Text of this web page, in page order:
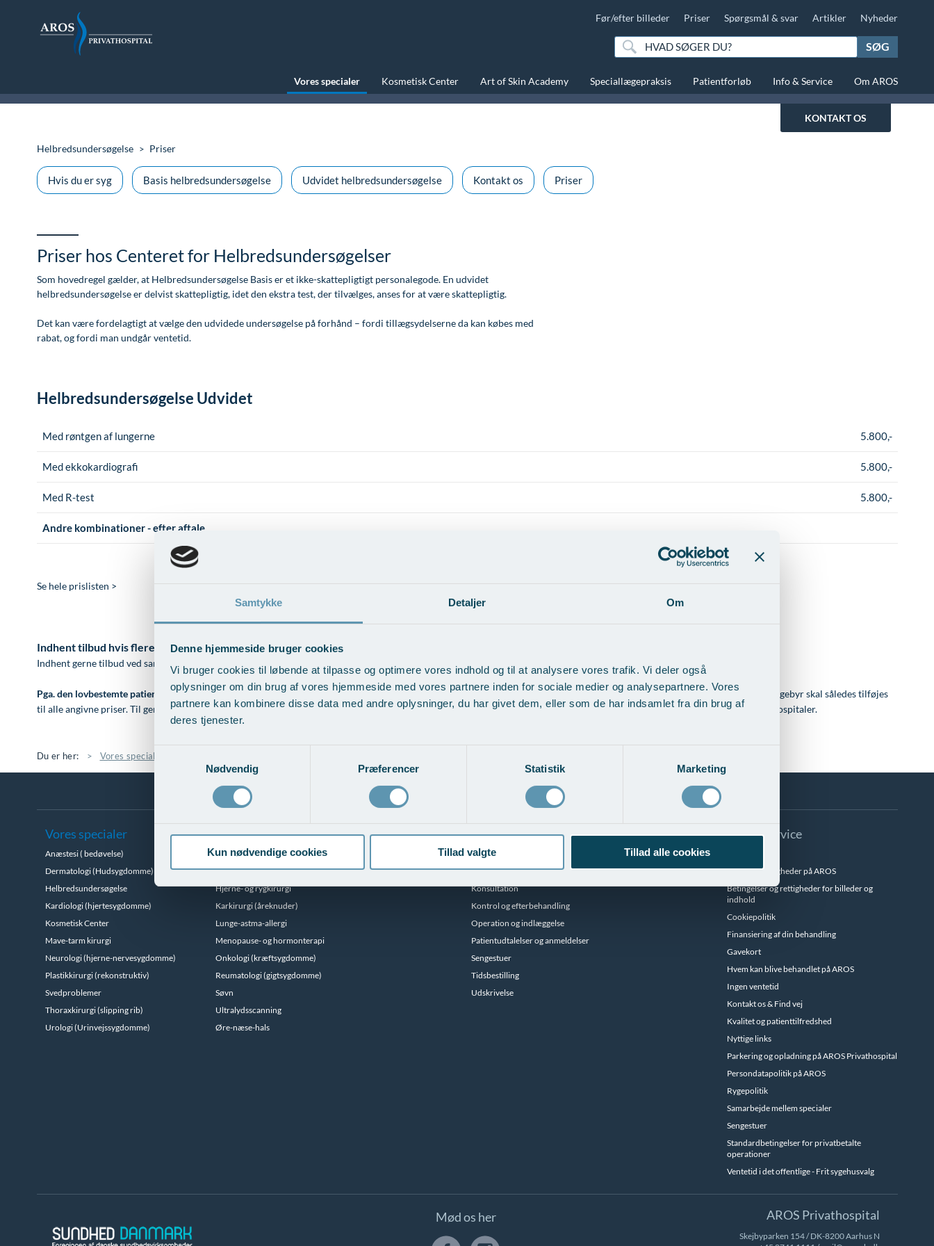
Samtykke Detaljer Om
Denne hjemmeside bruger cookies
Vi bruger cookies til løbende at tilpasse og optimere vores indhold og til at analysere vores trafik. Vi deler også
oplysninger om din brug af vores hjemmeside med vores partnere inden for sociale medier og analysepartnere. Vores
partnere kan kombinere disse data med andre oplysninger, du har givet dem, eller som de har indsamlet fra din brug af
deres tjenester.
Samtykkevalg
Nødvendig
Præferencer Statistik Marketing
Kun nødvendige cookies Tillad valgte Tillad alle cookies
Før/efter billeder Priser Spørgsmål & svar Artikler Nyheder
SØG
Vores specialer Kosmetisk Center Art of Skin Academy Speciallægepraksis Patientforløb Info & Service Om AROS
KONTAKT OS
Helbredsundersøgelse Priser
Hvis du er syg Basis helbredsundersøgelse Udvidet helbredsundersøgelse Kontakt os Priser
Priser hos Centeret for Helbredsundersøgelser
Som hovedregel gælder, at Helbredsundersøgelse Basis er et ikke-skattepligtigt personalegode. En udvidet
helbredsundersøgelse er delvist skattepligtig, idet den ekstra test, der tilvælges, anses for at være skattepligtig.
Det kan være fordelagtigt at vælge den udvidede undersøgelse på forhånd – fordi tillægsydelserne da kan købes med
rabat, og fordi man undgår ventetid.
Helbredsundersøgelse Udvidet
Med røntgen af lungerne 5.800,-
Med ekkokardiografi 5.800,-
Med R-test 5.800,-
Andre kombinationer - efter aftale
Se hele prislisten >
Indhent tilbud hvis flere
Indhent gerne tilbud ved samtidig bestilling af helbredsundersøgelse for minimum 5 personer.
Pga. den lovbestemte patientforsikringsordningfor Privathospitaler med virkning fra 2013 er alle patientbetalinger underlagt et patientforsikringsgebyr på aktuelt 6%. Dette gebyr skal således tilføjes
til alle angivne priser. Til gengæld er alle vores patienter så forsikret under den offentlige Patienterstatning - modsat patienter, der vælger privat behandling på udenlandske hospitaler.
Du er her: Vores specialer
Vores specialer
Anæstesi ( bedøvelse)
Brystsygdomme
Dermatologi (Hudsygdomme)
Gynækologi
Helbredsundersøgelse
Hjerne- og rygkirurgi
Kardiologi (hjertesygdomme)
Karkirurgi (åreknuder)
Kosmetisk Center
Lunge-astma-allergi
Mave-tarm kirurgi
Menopause- og hormonterapi
Neurologi (hjerne-nervesygdomme)
Onkologi (kræftsygdomme)
Plastikkirurgi (rekonstruktiv)
Reumatologi (gigtsygdomme)
Svedproblemer
Søvn
Thoraxkirurgi (slipping rib)
Ultralydsscanning
Urologi (Urinvejssygdomme)
Øre-næse-hals
Patientforløb
Forplejning
Indkaldelse
Konsultation
Kontrol og efterbehandling
Operation og indlæggelse
Patientudtalelser og anmeldelser
Sengestuer
Tidsbestilling
Udskrivelse
Info & Service
Betalingsmuligheder på AROS
Betingelser og rettigheder for billeder og
indhold
Cookiepolitik
Finansiering af din behandling
Gavekort
Hvem kan blive behandlet på AROS
Ingen ventetid
Kontakt os & Find vej
Kvalitet og patienttilfredshed
Nyttige links
Parkering og opladning på AROS Privathospital
Persondatapolitik på AROS
Rygepolitik
Samarbejde mellem specialer
Sengestuer
Standardbetingelser for privatbetalte
operationer
Ventetid i det offentlige - Frit sygehusvalg
Mød os her AROS Privathospital
Skejbyparken 154 / DK-8200 Aarhus N